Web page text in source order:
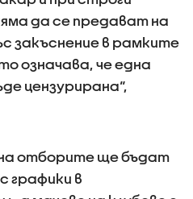
да се предават на
закъснение в рамките
означава, че една
цензурирана“,
отборите ще бъдат
графики в